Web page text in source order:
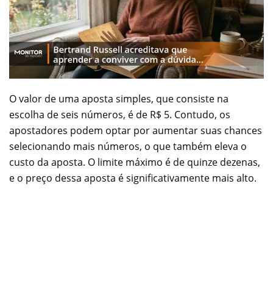
O valor de uma aposta simples, que consiste na
escolha de seis números, é de R$ 5. Contudo, os
apostadores podem optar por aumentar suas chances
selecionando mais números, o que também eleva o
custo da aposta. O limite máximo é de quinze dezenas,
e o preço dessa aposta é significativamente mais alto.